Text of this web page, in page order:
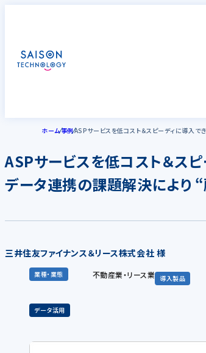
ホーム事例ASPサービスを低コスト＆スピーディに導入
ASPサービスを低コスト＆ス
データ連携の課題解決により
三井住友ファイナンス＆リース株式会社 様
業種・業態 不動産業・リース業 導入製品
データ活用